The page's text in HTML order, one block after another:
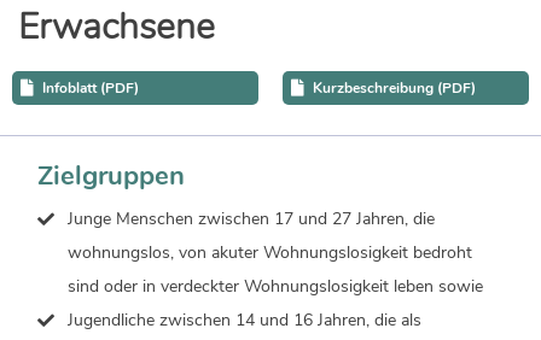
Erwachsene
Infoblatt (PDF) Kurzbeschreibung (PDF)
Zielgruppen
Junge Menschen zwischen 17 und 27 Jahren, die
wohnungslos, von akuter Wohnungslosigkeit bedroht
sind oder in verdeckter Wohnungslosigkeit leben sowie
Jugendliche zwischen 14 und 16 Jahren, die als